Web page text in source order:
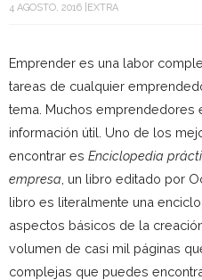
4 AGOSTO, 2016 EXTRA
Emprender es una labor
tareas de cualquier
tema. Muchos emprendedores
información útil. Uno de los
encontrar es Enciclopedia
empresa , un libro editado por
libro es literalmente una
aspectos básicos de la
volumen de casi mil páginas
complejas que puedes